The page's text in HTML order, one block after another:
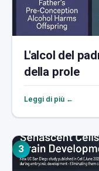
L'alcol del
della prole
Leggi di più ←
3